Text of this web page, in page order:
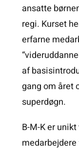
ansatte
regi. Kurset
erfarne
af
gang om året
superdøgn.
B-M-K er